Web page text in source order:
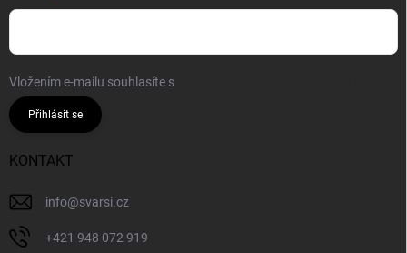
Vložením e-mailu souhlasíte s
Přihlásit se
KONTAKT
info@svarsi.cz
+421 948 072 919